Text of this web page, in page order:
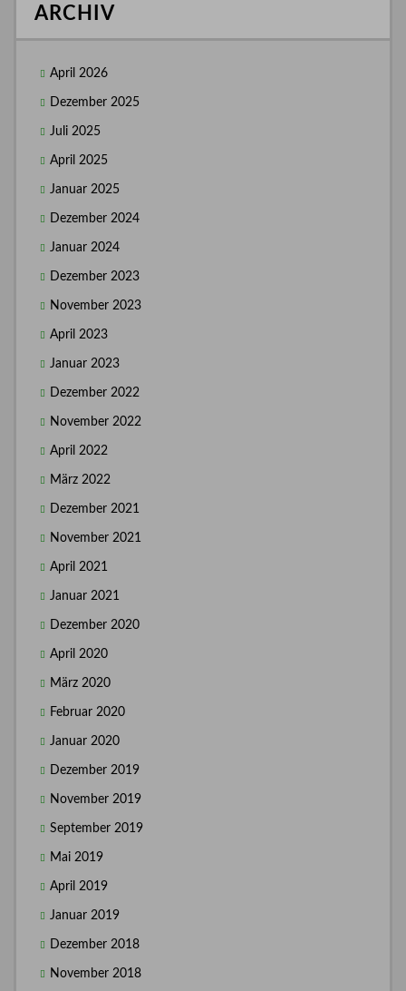
ARCHIV
April 2026
Dezember 2025
Juli 2025
April 2025
Januar 2025
Dezember 2024
Januar 2024
Dezember 2023
November 2023
April 2023
Januar 2023
Dezember 2022
November 2022
April 2022
März 2022
Dezember 2021
November 2021
April 2021
Januar 2021
Dezember 2020
April 2020
März 2020
Februar 2020
Januar 2020
Dezember 2019
November 2019
September 2019
Mai 2019
April 2019
Januar 2019
Dezember 2018
November 2018